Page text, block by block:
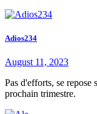
Adios234
August 11, 2023
Pas d'efforts, se repose
prochain trimestre.